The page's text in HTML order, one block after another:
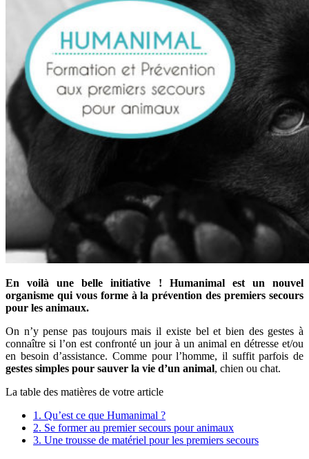
En voilà une belle initiative ! Humanimal est un nouvel
organisme qui vous forme à la prévention des premiers secours
pour les animaux.
On n’y pense pas toujours mais il existe bel et bien des gestes à
connaître si l’on est confronté un jour à un animal en détresse et/ou
en besoin d’assistance. Comme pour l’homme, il suffit parfois de
gestes simples pour sauver la vie d’un animal, chien ou chat.
La table des matières de votre article
1. Qu’est ce que Humanimal ?
2. Se former au premier secours pour animaux
3. Une trousse de matériel pour les premiers secours